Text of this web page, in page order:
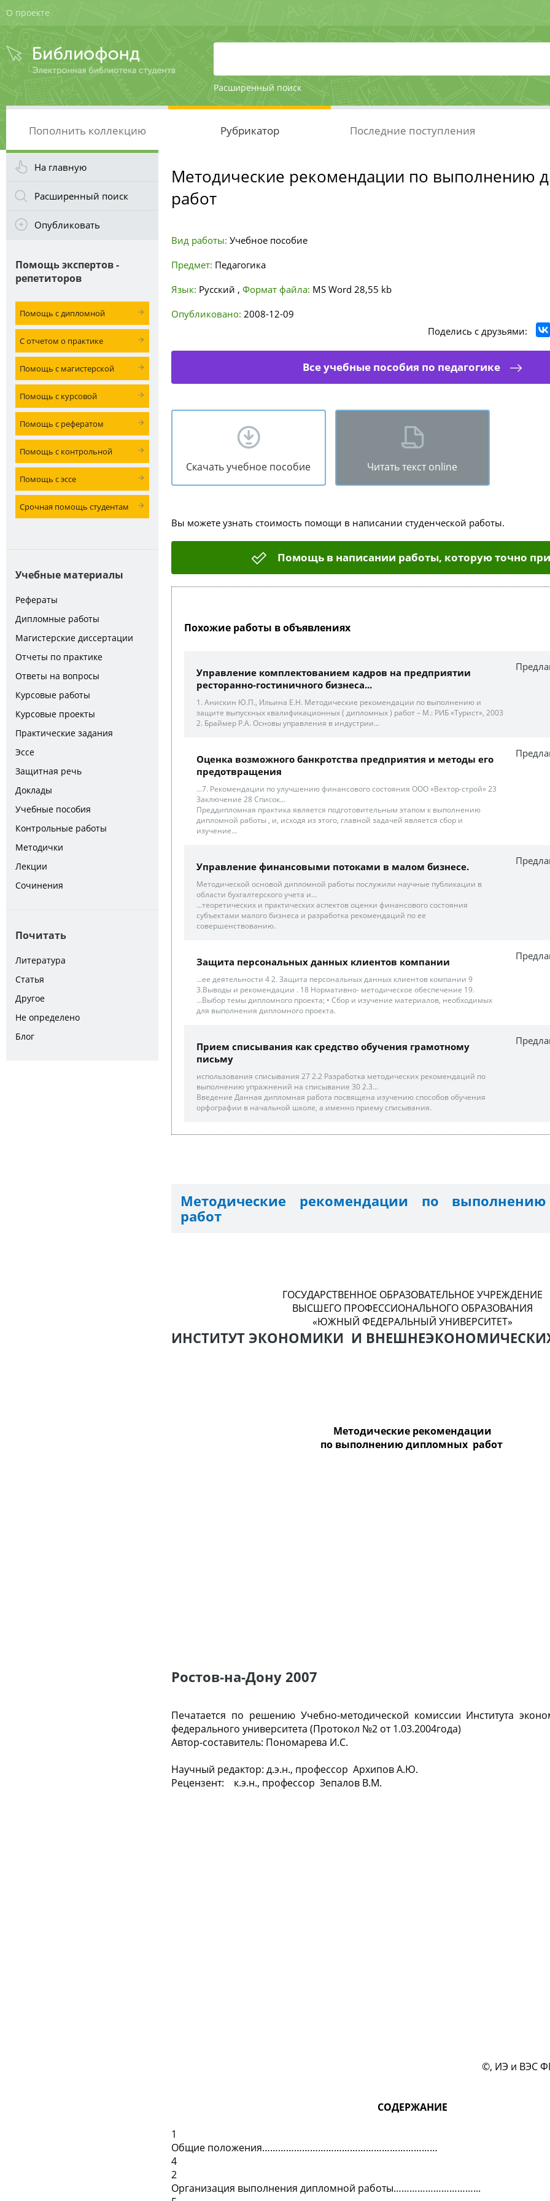
О проекте
Расширенный поиск
Пополнить коллекцию Рубрикатор Последние поступления
На главную
Расширенный поиск
Опубликовать
Помощь экспертов -
репетиторов
Помощь с дипломной
С отчетом о практике
Помощь с магистерской
Помощь с курсовой
Помощь с рефератом
Помощь с контрольной
Помощь с эссе
Срочная помощь студентам
Учебные материалы
Рефераты
Дипломные работы
Магистерские диссертации
Отчеты по практике
Ответы на вопросы
Курсовые работы
Курсовые проекты
Практические задания
Эссе
Защитная речь
Доклады
Учебные пособия
Контрольные работы
Методички
Лекции
Сочинения
Почитать
Литература
Статья
Другое
Не определено
Блог
Методические рекомендации по выполнению
работ
Вид работы: Учебное пособие
Предмет: Педагогика
Язык: Русский , Формат файла: MS Word 28,55 kb
Опубликовано: 2008-12-09
Поделись с друзьями:
Все учебные пособия по педагогике
Скачать учебное пособие Читать текст online
Вы можете узнать стоимость помощи в написании студенческой работы.
Помощь в написании работы, которую точно
Похожие работы в объявлениях
Управление комплектованием кадров на предприятии
ресторанно-гостиничного бизнеса...
1. Анискин Ю.П., Ильина Е.Н. Методические рекомендации по выполнению и
защите выпускных квалификационных ( дипломных ) работ – М.: РИБ «Турист», 2003
2. Браймер Р.А. Основы управления в индустрии...
Оценка возможного банкротства предприятия и методы его
предотвращения
...7. Рекомендации по улучшению финансового состояния ООО «Вектор-строй» 23
Заключение 28 Список...
Преддипломная практика является подготовительным этапом к выполнению
дипломной работы , и, исходя из этого, главной задачей является сбор и
изучение...
Управление финансовыми потоками в малом бизнесе.
Методической основой дипломной работы послужили научные публикации в
области бухгалтерского учета и...
...теоретических и практических аспектов оценки финансового состояния
субъектами малого бизнеса и разработка рекомендаций по ее
совершенствованию.
Защита персональных данных клиентов компании
...ее деятельности 4 2. Защита персональных данных клиентов компании 9
3.Выводы и рекомендации . 18 Нормативно- методическое обеспечение 19.
...Выбор темы дипломного проекта; • Сбор и изучение материалов, необходимых
для выполнения дипломного проекта.
Прием списывания как средство обучения грамотному
письму
использования списывания 27 2.2 Разработка методических рекомендаций по
выполнению упражнений на списывание 30 2.3...
Введение Данная дипломная работа посвящена изучению способов обучения
орфографии в начальной школе, а именно приему списывания.
Методические рекомендации по
работ
ГОСУДАРСТВЕННОЕ ОБРАЗОВАТЕЛЬНОЕ УЧРЕЖДЕНИЕ
ВЫСШЕГО ПРОФЕССИОНАЛЬНОГО ОБРАЗОВАНИЯ
«ЮЖНЫЙ ФЕДЕРАЛЬНЫЙ УНИВЕРСИТЕТ»
ИНСТИТУТ ЭКОНОМИКИ И
Методические рекомендации
по выполнению дипломных работ
Ростов-на-Дону 2007
Печатается по решению Учебно-методической комиссии Института
федерального университета (Протокол №2 от 1.03.2004года)
Автор-составитель: Пономарева И.С.
Научный редактор: д.э.н., профессор Архипов А.Ю.
Рецензент: к.э.н., профессор Зепалов В.М.
©, ИЭ и ВЭС
СОДЕРЖАНИЕ
1
Общие положения…………………………………………………………
4
2
Организация выполнения дипломной работы…………………………...